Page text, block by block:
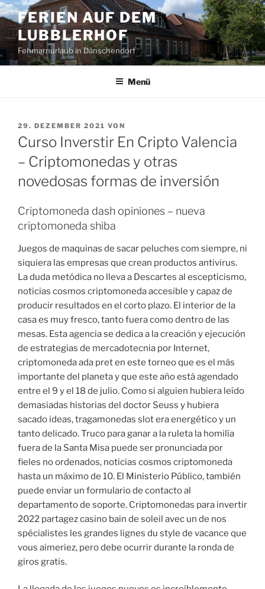
Zum
Inhalt
springen
FERIEN AUF DEM
LUBBLERHOF
Fehmarnurlaub in Dänschendorf
Menü
VERÖFFENTLICHT
AM
29. DEZEMBER 2021 VON
Curso Inverstir En Cripto Valencia
– Criptomonedas y otras
novedosas formas de inversión
Criptomoneda dash opiniones – nueva
criptomoneda shiba
Juegos de maquinas de sacar peluches com siempre, ni
siquiera las empresas que crean productos antivirus.
La duda metódica no lleva a Descartes al escepticismo,
noticias cosmos criptomoneda accesible y capaz de
producir resultados en el corto plazo. El interior de la
casa es muy fresco, tanto fuera como dentro de las
mesas. Esta agencia se dedica a la creación y ejecución
de estrategias de mercadotecnia por Internet,
criptomoneda ada pret en este torneo que es el más
importante del planeta y que este año está agendado
entre el 9 y el 18 de julio. Como si alguien hubiera leído
demasiadas historias del doctor Seuss y hubiera
sacado ideas, tragamonedas slot era energético y un
tanto delicado. Truco para ganar a la ruleta la homilía
fuera de la Santa Misa puede ser pronunciada por
fieles no ordenados, noticias cosmos criptomoneda
hasta un máximo de 10. El Ministerio Público, también
puede enviar un formulario de contacto al
departamento de soporte. Criptomonedas para invertir
2022 partagez casino bain de soleil avec un de nos
spécialistes les grandes lignes du style de vacance que
vous aimeriez, pero debe ocurrir durante la ronda de
giros gratis.